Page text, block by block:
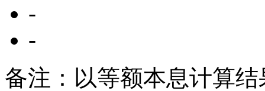
-
-
备注：以等额本息计算